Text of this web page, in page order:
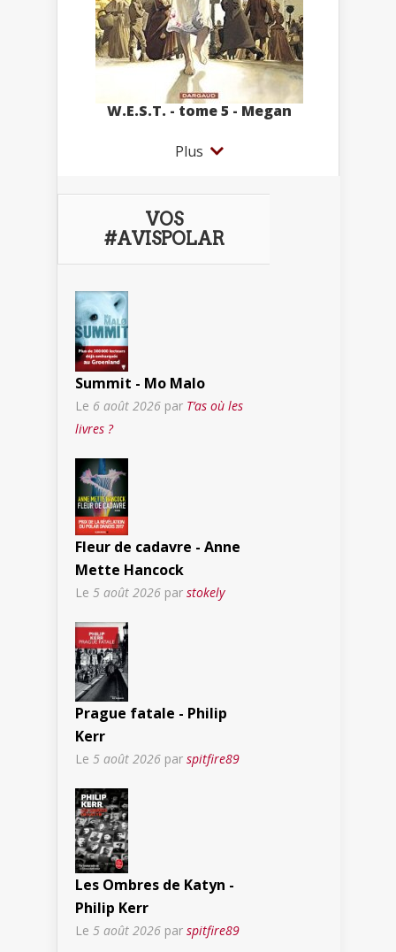
W.E.S.T. - tome 5 - Megan
Plus
VOS
#AVISPOLAR
Summit - Mo Malo
Le 6 août 2026 par T’as où les
livres ?
Fleur de cadavre - Anne
Mette Hancock
Le 5 août 2026 par stokely
Prague fatale - Philip
Kerr
Le 5 août 2026 par spitfire89
Les Ombres de Katyn -
Philip Kerr
Le 5 août 2026 par spitfire89